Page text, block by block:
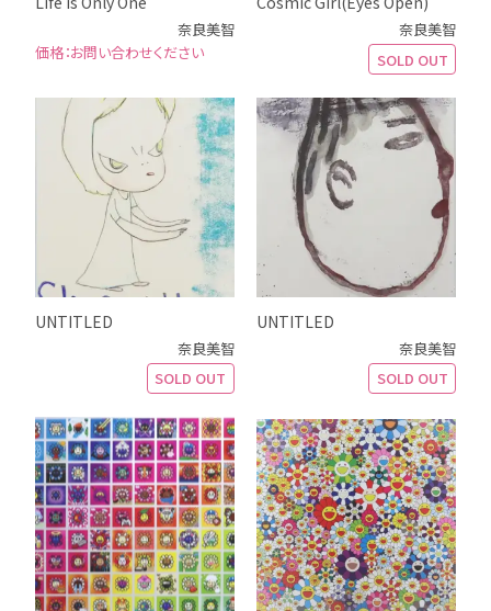
奈良美智
お問い合わせください
奈良美智
SOLD OUT
UNTITLED
奈良美智
SOLD OUT
UNTITLED
奈良美智
SOLD OUT